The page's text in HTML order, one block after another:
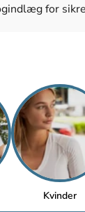
for
Kvinder